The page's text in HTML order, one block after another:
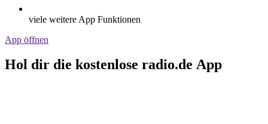
viele weitere App Funktionen
App öffnen
Hol dir die kostenlose radio.de App